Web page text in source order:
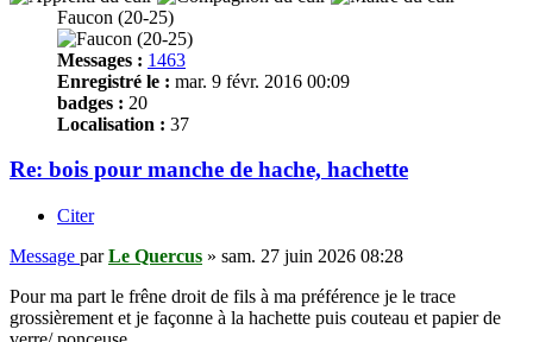
Faucon (20-25)
Messages : 1463
Enregistré le : mar. 9 févr. 2016 00:09
badges : 20
Localisation : 37
Re: bois pour manche de hache, hachette
Citer
Message parLe Quercus » sam. 27 juin 2026 08:28
Pour ma part le frêne droit de fils à ma préférence je le trace
grossièrement et je façonne à la hachette puis couteau et papier de